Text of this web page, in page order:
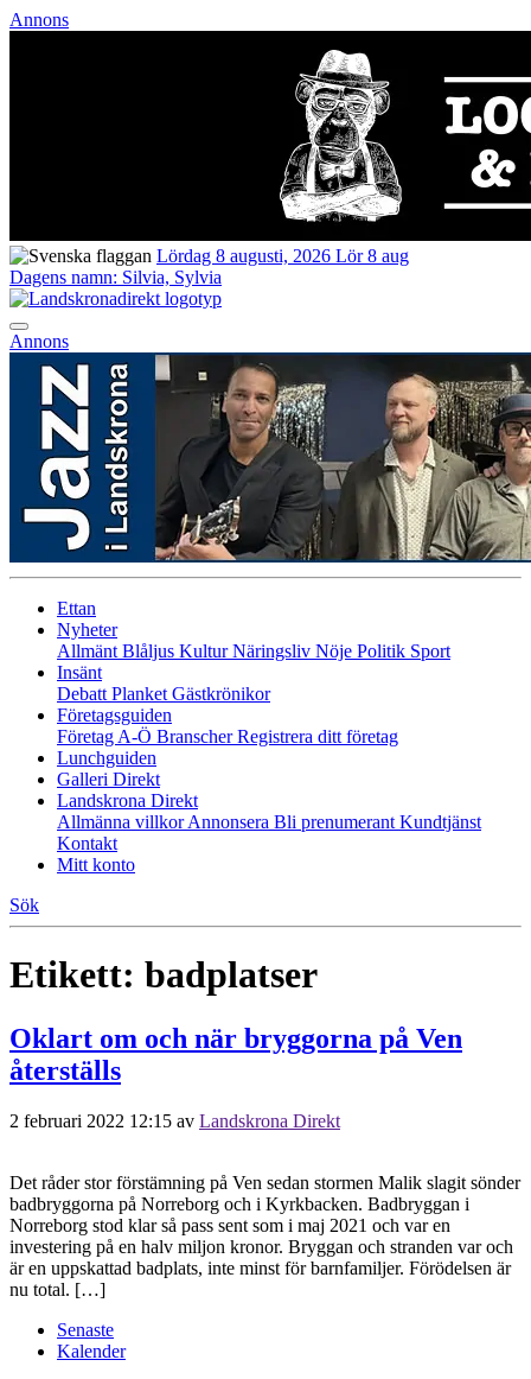
Annons
Lördag 8 augusti, 2026 Lör 8 aug
Dagens namn: Silvia, Sylvia
Annons
Ettan
Nyheter
Allmänt Blåljus KulturNäringsliv Nöje Politik Sport
Insänt
Debatt Planket Gästkrönikor
Företagsguiden
Företag A-Ö BranscherRegistrera ditt företag
Lunchguiden
Galleri Direkt
Landskrona Direkt
Allmänna villkorAnnonsera Bli prenumerant Kundtjänst
Kontakt
Mitt konto
Sök
Etikett: badplatser
Oklart om och när bryggorna på Ven
återställs
2 februari 2022 12:15 av Landskrona Direkt
Det råder stor förstämning på Ven sedan stormen Malik slagit sönder
badbryggorna på Norreborg och i Kyrkbacken. Badbryggan i
Norreborg stod klar så pass sent som i maj 2021 och var en
investering på en halv miljon kronor. Bryggan och stranden var och
är en uppskattad badplats, inte minst för barnfamiljer. Förödelsen är
nu total. […]
Senaste
Kalender